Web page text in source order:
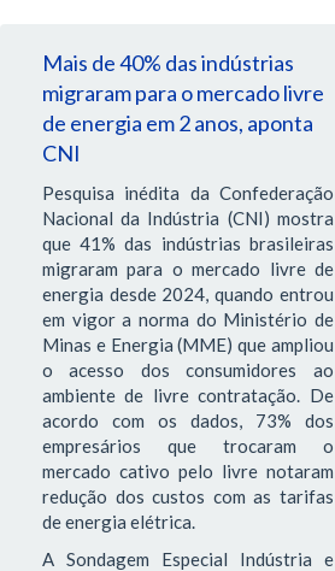
Mais de 40% das indústrias
migraram para o mercado livre
de energia em 2 anos, aponta
CNI
Pesquisa inédita da Confederação
Nacional da Indústria (CNI) mostra
que 41% das indústrias brasileiras
migraram para o mercado livre de
energia desde 2024, quando entrou
em vigor a norma do Ministério de
Minas e Energia (MME) que ampliou
o acesso dos consumidores ao
ambiente de livre contratação. De
acordo com os dados, 73% dos
empresários que trocaram o
mercado cativo pelo livre notaram
redução dos custos com as tarifas
de energia elétrica.
A Sondagem Especial Indústria e